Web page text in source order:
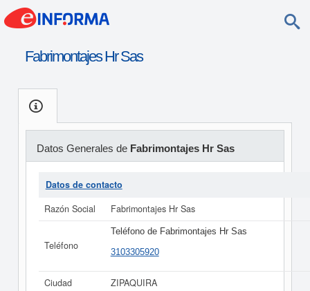
Fabrimontajes Hr Sas
Datos Generales de Fabrimontajes Hr Sas
Datos de contacto
Razón Social
Fabrimontajes Hr Sas
Teléfono
Teléfono de Fabrimontajes Hr Sas
3103305920
Ciudad
ZIPAQUIRA